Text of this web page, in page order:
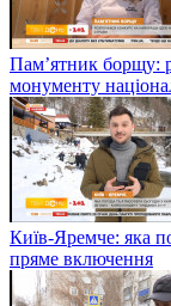
Пам’ятник борщу:
монументу
Київ-Яремче: яка
пряме включення